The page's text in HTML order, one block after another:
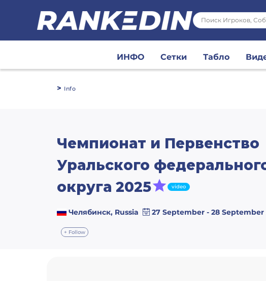
ИНФО Сетки Табло
> Info
Чемпионат и Первенство
Уральского
округа 2025
video
Челябинск, Russia 27 September - 28 September
+ Follow